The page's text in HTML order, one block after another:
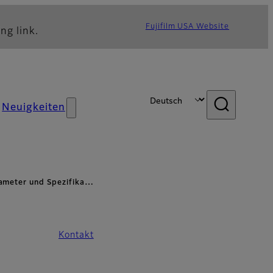
link. Fujifilm USA Website
Neuigkeiten
und Spezifika…
Kontakt